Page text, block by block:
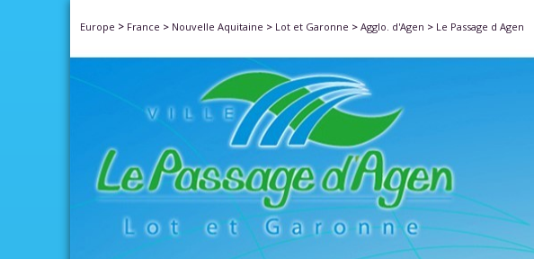
Europe > France > Nouvelle Aquitaine > Lot et Garonne > Agglo. d'Agen > Le Passage d Agen